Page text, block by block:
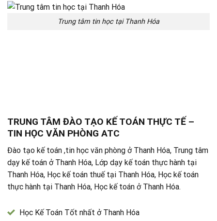
Trung tâm tin học tại Thanh Hóa
TRUNG TÂM ĐÀO TẠO KẾ TOÁN THỰC TẾ –
TIN HỌC VĂN PHÒNG ATC
Đào tạo kế toán ,tin học văn phòng ở Thanh Hóa, Trung tâm
dạy kế toán ở Thanh Hóa, Lớp dạy kế toán thực hành tại
Thanh Hóa, Học kế toán thuế tại Thanh Hóa, Học kế toán
thực hành tại Thanh Hóa, Học kế toán ở Thanh Hóa.
Học Kế Toán Tốt nhất ở Thanh Hóa